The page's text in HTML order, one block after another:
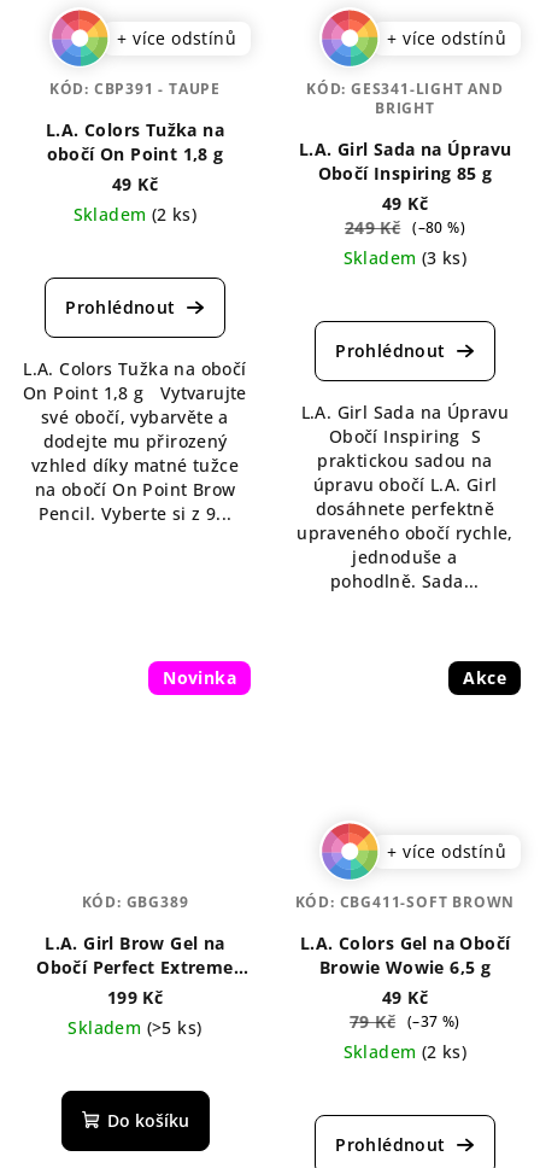
+ více odstínů
L.A. Colors Tužka na
obočí On Point 1,8 g
49 Kč
Skladem (2 ks)
hodnocení
produktu
z
5
hvězdiček.
L.A. Colors Tužka na obočí
On Point 1,8 g Vytvarujte
své obočí, vybarvěte a
dodejte mu přirozený
vzhled díky matné tužce
na obočí On Point Brow
Pencil. Vyberte si z 9...
KÓD: CBP391 - TAUPE
+ více odstínů
L.A. Girl Sada na Úpravu
Obočí Inspiring 85 g
49 Kč
249 Kč (–80 %)
Skladem (3 ks)
hodnocení
produktu
z
5
hvězdiček.
L.A. Girl Sada na Úpravu
Obočí Inspiring S
praktickou sadou na
úpravu obočí L.A. Girl
dosáhnete perfektně
upraveného obočí rychle,
jednoduše a
pohodlně. Sada...
KÓD:GES341-LIGHT AND
BRIGHT
Novinka
L.A. Girl Brow Gel na
Obočí Perfect Extreme
Hold Styling 4,5 g
199 Kč
Skladem (>5 ks)
hodnocení
produktu
Do košíku
KÓD: GBG389
Akce
+ více odstínů
L.A. Colors Gel na Obočí
Browie Wowie 6,5 g
49 Kč
79 Kč (–37 %)
Skladem (2 ks)
hodnocení
produktu
KÓD: CBG411-SOFT BROWN